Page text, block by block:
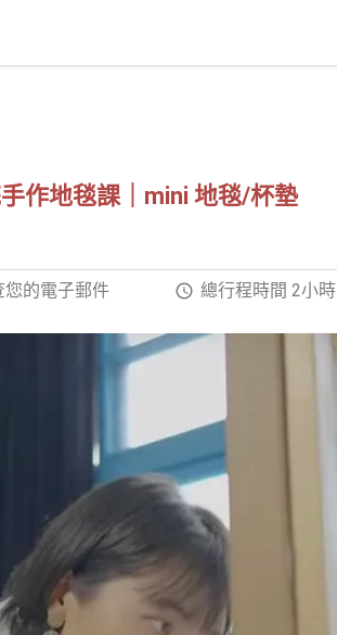
作地毯課｜mini 地毯/杯墊
您的電子郵件 總行程時間 2小時